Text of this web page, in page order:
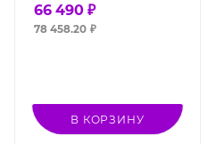
66 490 ₽
78 458.20 ₽
В КОРЗИНУ